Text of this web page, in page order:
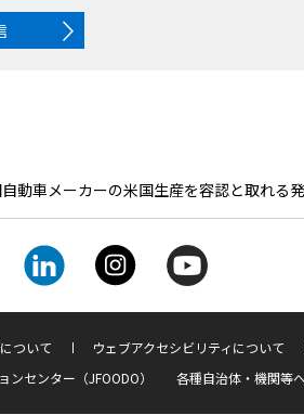
動車メーカーの米国生産を容認と取れる
ついて ウェブアクセシビリティについて
センター（JFOODO） 各種自治体・機関等